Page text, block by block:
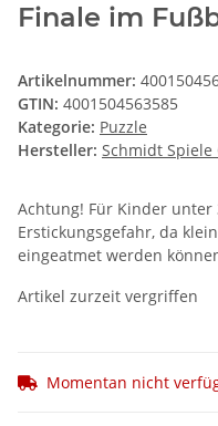
Finale im
Artikelnummer:
GTIN: 4001504563585
Kategorie: Puzzle
Hersteller: Schmidt Spiele
Achtung! Für Kinder unter
Erstickungsgefahr, da
eingeatmet werden
Artikel zurzeit vergriffen
Momentan nicht